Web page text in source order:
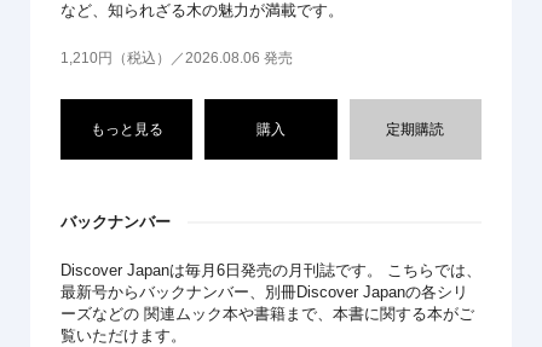
など、知られざる木の魅力が満載です。
1,210円（税込）／2026.08.06 発売
もっと見る 購入 定期購読
バックナンバー
Discover Japanは毎月6日発売の月刊誌です。 こちらでは、
最新号からバックナンバー、別冊Discover Japanの各シリ
ーズなどの 関連ムック本や書籍まで、本書に関する本がご
覧いただけます。